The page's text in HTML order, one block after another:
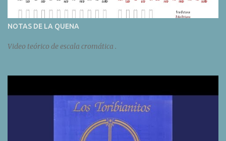
NOTAS DE LA QUENA
Video teórico de escala cromática .